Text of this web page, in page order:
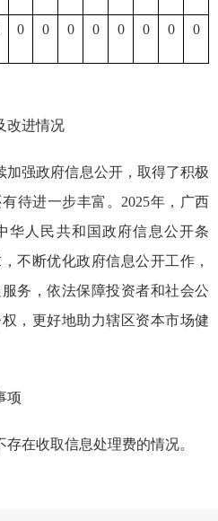
0 0 0 0 0 0 0 0
改进情况
加强政府信息公开，取得了积极
待进一步丰富。2025年 ，广西
华人民共和国政府信息公开条
，不断优化政府信息公开工作，
务，依法保障投资者和社会公
， 更好地助力辖区资本市场健
项
在收取信息处理费的情况。